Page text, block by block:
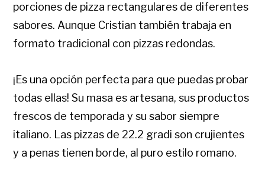
porciones de pizza rectangulares de diferentes
sabores. Aunque Cristian también trabaja en
formato tradicional con pizzas redondas.
¡Es una opción perfecta para que puedas probar
todas ellas! Su masa es artesana, sus productos
frescos de temporada y su sabor siempre
italiano. Las pizzas de 22.2 gradi son crujientes
y a penas tienen borde, al puro estilo romano.